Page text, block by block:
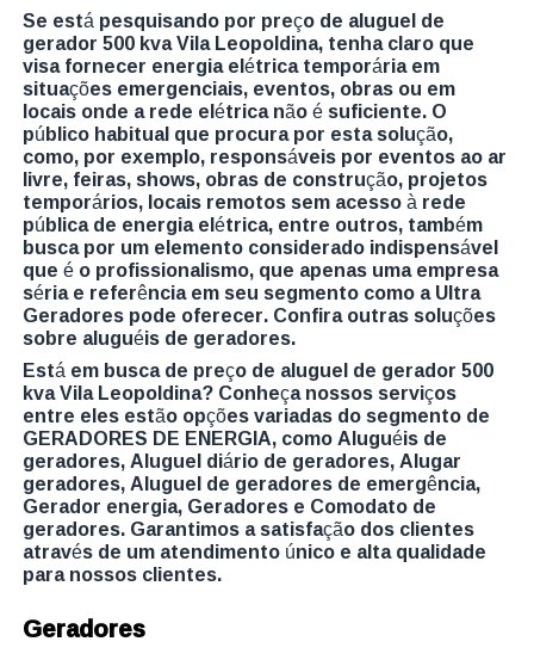
Se está pesquisando por preço de aluguel de
gerador 500 kva Vila Leopoldina, tenha claro que
visa fornecer energia elétrica temporária em
situações emergenciais, eventos, obras ou em
locais onde a rede elétrica não é suficiente. O
público habitual que procura por esta solução,
como, por exemplo, responsáveis por eventos ao ar
livre, feiras, shows, obras de construção, projetos
temporários, locais remotos sem acesso à rede
pública de energia elétrica, entre outros, também
busca por um elemento considerado indispensável
que é o profissionalismo, que apenas uma empresa
séria e referência em seu segmento como a Ultra
Geradores pode oferecer. Confira outras soluções
sobre aluguéis de geradores.
Está em busca de preço de aluguel de gerador 500
kva Vila Leopoldina? Conheça nossos serviços
entre eles estão opções variadas do segmento de
GERADORES DE ENERGIA, como Aluguéis de
geradores, Aluguel diário de geradores, Alugar
geradores, Aluguel de geradores de emergência,
Gerador energia, Geradores e Comodato de
geradores. Garantimos a satisfação dos clientes
através de um atendimento único e alta qualidade
para nossos clientes.
Geradores